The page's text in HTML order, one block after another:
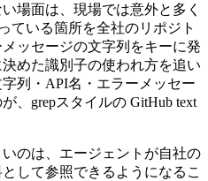
場面は、現場では意外と多く
ている箇所を全社のリポジト
ッセージの文字列をキーに発
めた識別子の使われ方を追い
列・API名・エラーメッセー
、grepスタイルの GitHub text
のは、エージェントが自社の
して参照できるようになるこ